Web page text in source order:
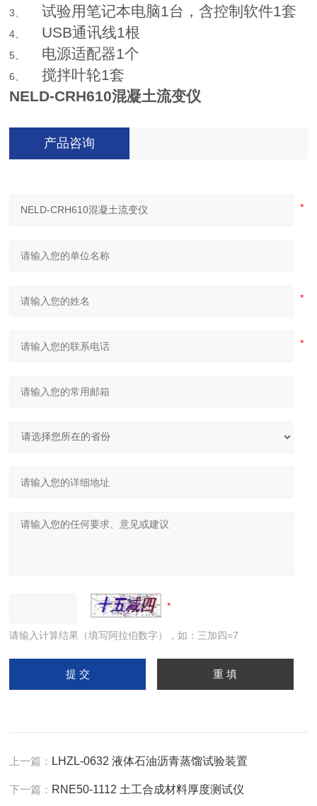
3、 试验用笔记本电脑1台，含控制软件1套
4、 USB通讯线1根
5、 电源适配器1个
6、 搅拌叶轮1套
NELD-CRH610混凝土流变仪
产品咨询
请输入计算结果（填写阿拉伯数字），如：三加四=7
上一篇： LHZL-0632 液体石油沥青蒸馏试验装置
下一篇： RNE50-1112 土工合成材料厚度测试仪